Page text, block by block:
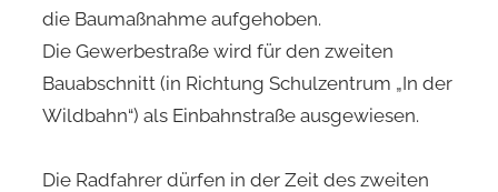
die Baumaßnahme aufgehoben.
Die Gewerbestraße wird für den zweiten
Bauabschnitt (in Richtung Schulzentrum „In der
Wildbahn“) als Einbahnstraße ausgewiesen.
Die Radfahrer dürfen in der Zeit des zweiten